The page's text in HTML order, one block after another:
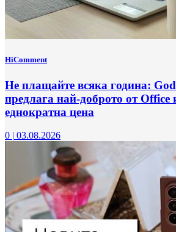
HiComment
Не плащайте всяка година:
предлага най-доброто от Office
еднократна цена
0 | 03.08.2026